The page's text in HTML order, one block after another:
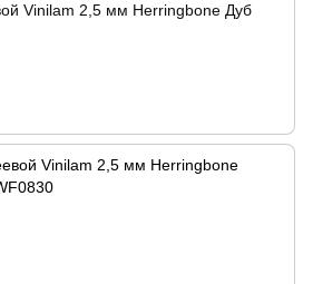
Vinilam 2,5 мм Herringbone Дуб